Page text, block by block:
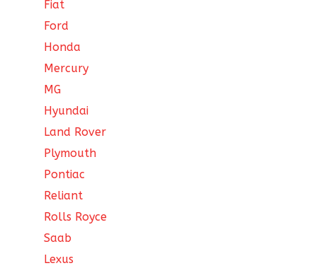
Fiat
Ford
Honda
Mercury
MG
Hyundai
Land Rover
Plymouth
Pontiac
Reliant
Rolls Royce
Saab
Lexus